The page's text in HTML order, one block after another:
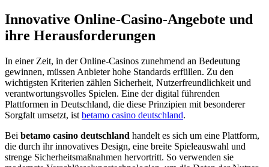
Innovative Online-Casino-Angebote und
ihre Herausforderungen
In einer Zeit, in der Online-Casinos zunehmend an Bedeutung
gewinnen, müssen Anbieter hohe Standards erfüllen. Zu den
wichtigsten Kriterien zählen Sicherheit, Nutzerfreundlichkeit und
verantwortungsvolles Spielen. Eine der digital führenden
Plattformen in Deutschland, die diese Prinzipien mit besonderer
Sorgfalt umsetzt, ist betamo casino deutschland.
Bei betamo casino deutschland handelt es sich um eine Plattform,
die durch ihr innovatives Design, eine breite Spieleauswahl und
strenge Sicherheitsmaßnahmen hervortritt. So verwenden sie